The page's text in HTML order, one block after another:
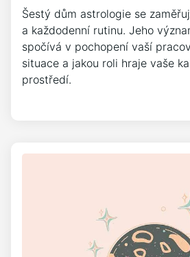
Šestý dům astrologie se
a každodenní rutinu. Jeho
spočívá v pochopení vaší
situace a jakou roli hraje vaše
prostředí.